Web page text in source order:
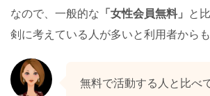
なので、一般的な 「女性会員無料」 と
剣に考えている人が多いと利用者からも
無料で活動する人と比べて